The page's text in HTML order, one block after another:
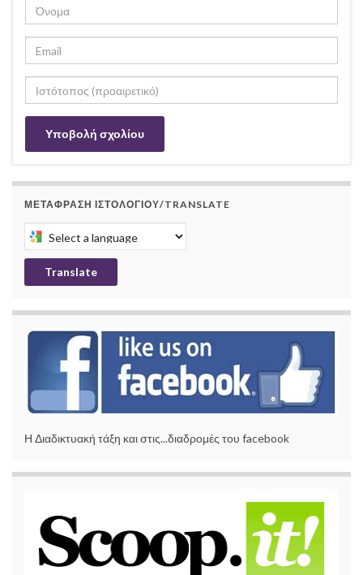
ΜΕΤΆΦΡΑΣΗ ΙΣΤΟΛΟΓΊΟΥ/TRANSLATE
Select a language to translate this page
Translate
Η Διαδικτυακή τάξη και στις...διαδρομές του facebook